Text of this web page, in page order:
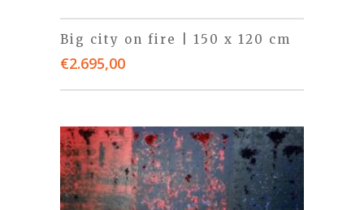
Big city on fire | 150 x 120 cm
€2.695,00